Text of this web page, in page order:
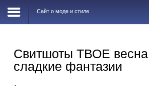
Сайт о моде и стиле
Свитшоты ТВОЕ весна
сладкие фантазии